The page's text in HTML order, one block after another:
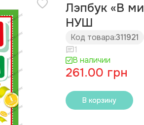
Лэпбук «В
НУШ
Код товара:311921
1
В наличии
261.00 грн
В корзину